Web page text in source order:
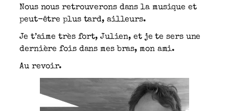
Nous nous retrouverons dans la musique et
peut-être plus tard, ailleurs.
Je t’aime très fort, Julien, et je te sers une
dernière fois dans mes bras, mon ami.
Au revoir.